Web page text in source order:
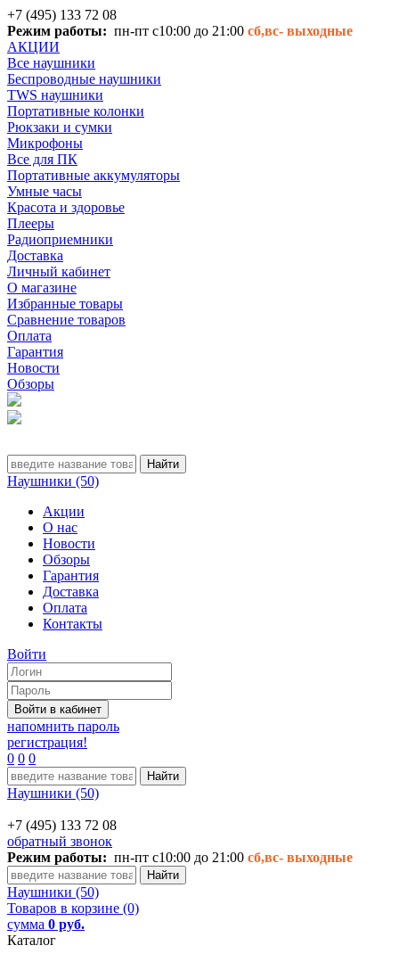
+7 (495) 133 72 08
Режим работы: пн-пт с10:00 до 21:00 сб,вс- выходные
АКЦИИ
Все наушники
Беспроводные наушники
TWS наушники
Портативные колонки
Рюкзаки и сумки
Микрофоны
Все для ПК
Портативные аккумуляторы
Умные часы
Красота и здоровье
Плееры
Радиоприемники
Доставка
Личный кабинет
О магазине
Избранные товары
Сравнение товаров
Оплата
Гарантия
Новости
Обзоры
Наушники (50)
Акции
О нас
Новости
Обзоры
Гарантия
Доставка
Оплата
Контакты
Войти
напомнить пароль
регистрация!
0 0 0
Наушники (50)
+7 (495) 133 72 08
обратный звонок
Режим работы: пн-пт с10:00 до 21:00 сб,вс- выходные
Наушники (50)
Товаров в корзине (0)
сумма 0 руб.
Каталог